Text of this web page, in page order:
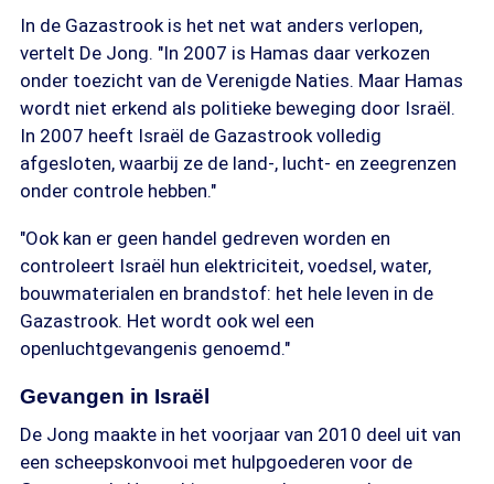
In de Gazastrook is het net wat anders verlopen,
vertelt De Jong. "In 2007 is Hamas daar verkozen
onder toezicht van de Verenigde Naties. Maar Hamas
wordt niet erkend als politieke beweging door Israël.
In 2007 heeft Israël de Gazastrook volledig
afgesloten, waarbij ze de land-, lucht- en zeegrenzen
onder controle hebben."
"Ook kan er geen handel gedreven worden en
controleert Israël hun elektriciteit, voedsel, water,
bouwmaterialen en brandstof: het hele leven in de
Gazastrook. Het wordt ook wel een
openluchtgevangenis genoemd."
Gevangen in Israël
De Jong maakte in het voorjaar van 2010 deel uit van
een scheepskonvooi met hulpgoederen voor de